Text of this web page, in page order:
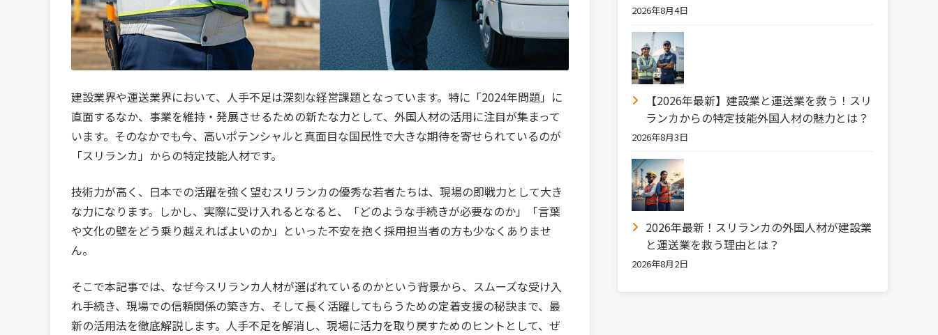
建設業界や運送業界において、人手不足は深刻な経営課題となっています。特に「2024年問題」に
直面するなか、事業を維持・発展させるための新たな力として、外国人材の活用に注目が集まって
います。そのなかでも今、高いポテンシャルと真面目な国民性で大きな期待を寄せられているのが
「スリランカ」からの特定技能人材です。
技術力が高く、日本での活躍を強く望むスリランカの優秀な若者たちは、現場の即戦力として大き
な力になります。しかし、実際に受け入れるとなると、「どのような手続きが必要なのか」「言葉
や文化の壁をどう乗り越えればよいのか」といった不安を抱く採用担当者の方も少なくありませ
ん。
そこで本記事では、なぜ今スリランカ人材が選ばれているのかという背景から、スムーズな受け入
れ手続き、現場での信頼関係の築き方、そして長く活躍してもらうための定着支援の秘訣まで、最
新の活用法を徹底解説します。人手不足を解消し、現場に活力を取り戻すためのヒントとして、ぜ
2026年8月4日
【2026年最新】建設業と運送業を救う！スリ
ランカからの特定技能外国人材の魅力とは？
2026年8月3日
2026年最新！スリランカの外国人材が建設業
と運送業を救う理由とは？
2026年8月2日